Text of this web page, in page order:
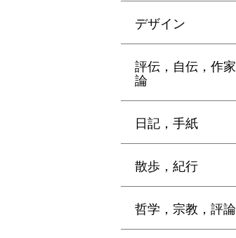
デザイン
評伝，自伝，作家
論
日記，手紙
散歩，紀行
哲学，宗教，評論